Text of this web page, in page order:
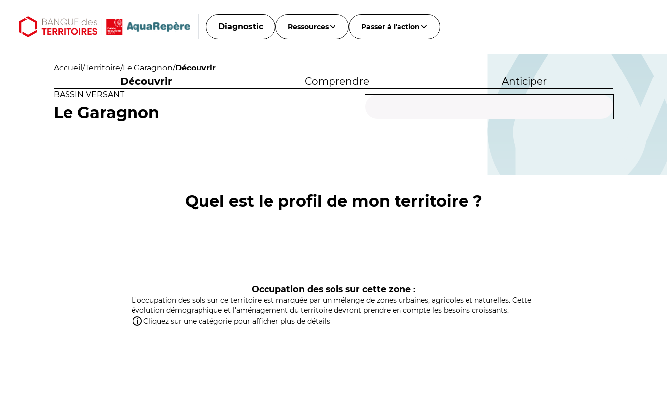
Diagnostic Ressources Passer à l'action
Accueil /Territoire/Le Garagnon/Découvrir
Découvrir Comprendre Anticiper
BASSIN VERSANT
Le Garagnon
Quel est le profil de mon territoire ?
Occupation des sols sur cette zone :
L'occupation des sols sur ce territoire est marquée par un mélange de zones urbaines, agricoles et naturelles. Cette
évolution démographique et l'aménagement du territoire devront prendre en compte les besoins croissants.
Cliquez sur une catégorie pour afficher plus de détails